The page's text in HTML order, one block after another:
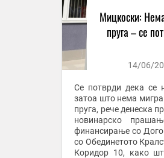
Мицкоски:
пруга – се
14/06/
Се потврди дека се
затоа што нема
пруга, рече денеска
новинарско
финансирање со
со Обединетото
Коридор 10, како